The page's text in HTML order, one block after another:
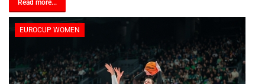
Read more...
EUROCUP WOMEN